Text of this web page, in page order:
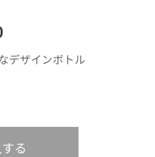
デザインボトル💛
る